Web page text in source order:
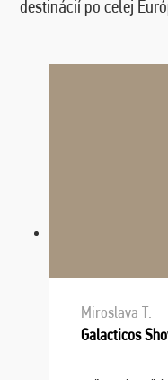
destinácií po celej
Miroslava T.
Galacticos